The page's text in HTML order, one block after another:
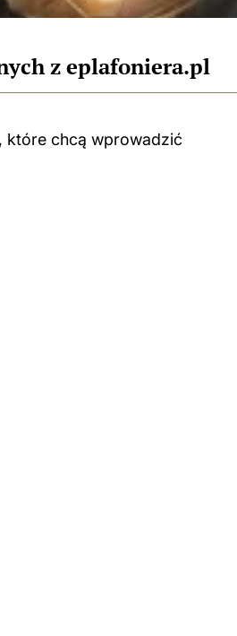
z eplafoniera.pl
które chcą wprowadzić